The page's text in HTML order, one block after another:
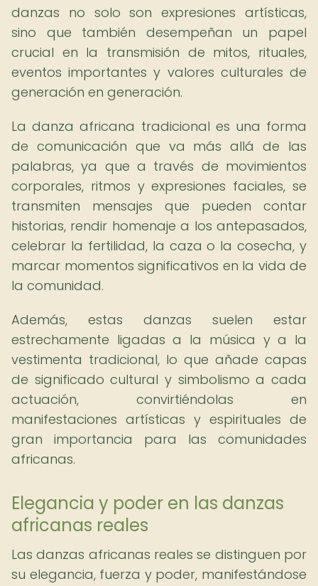
danzas no solo son expresiones artísticas,
sino que también desempeñan un papel
crucial en la transmisión de mitos, rituales,
eventos importantes y valores culturales de
generación en generación.
La danza africana tradicional es una forma
de comunicación que va más allá de las
palabras, ya que a través de movimientos
corporales, ritmos y expresiones faciales, se
transmiten mensajes que pueden contar
historias, rendir homenaje a los antepasados,
celebrar la fertilidad, la caza o la cosecha, y
marcar momentos significativos en la vida de
la comunidad.
Además, estas danzas suelen estar
estrechamente ligadas a la música y a la
vestimenta tradicional, lo que añade capas
de significado cultural y simbolismo a cada
actuación, convirtiéndolas en
manifestaciones artísticas y espirituales de
gran importancia para las comunidades
africanas.
Elegancia y poder en las danzas
africanas reales
Las danzas africanas reales se distinguen por
su elegancia, fuerza y poder, manifestándose